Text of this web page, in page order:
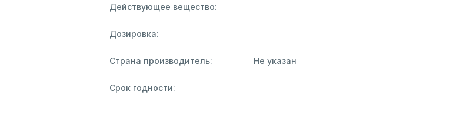
Действующее вещество:
Дозировка:
Страна производитель: Не указан
Срок годности: